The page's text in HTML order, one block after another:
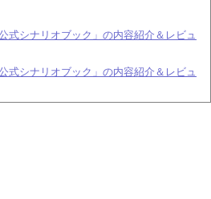
式シナリオブック」の内容紹介＆レビュ
式シナリオブック」の内容紹介＆レビュ